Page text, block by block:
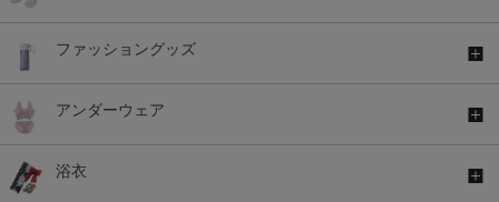
ファッショングッズ
アンダーウェア
浴衣